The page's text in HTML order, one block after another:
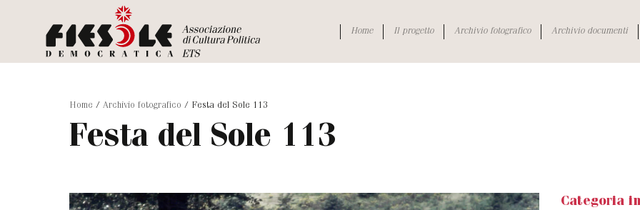
Home Il progetto Archivio fotografico Archivio documenti
Home / Archivio fotografico / Festa del Sole 113
Festa del Sole 113
Categoria